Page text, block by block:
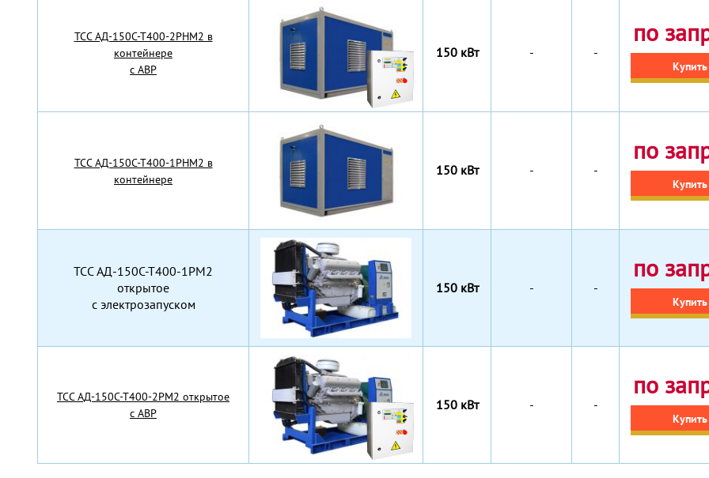
TCC АД-150С-Т400-2РНМ2 в
контейнере
с АВР
150 кВт - -
по
Купить
TCC АД-150С-Т400-1РНМ2 в
контейнере
150 кВт - -
по
Купить
TCC АД-150С-Т400-1РМ2
открытое
с электрозапуском
150 кВт - -
по
Купить
TCC АД-150С-Т400-2РМ2 открытое
с АВР
150 кВт - -
по
Купить